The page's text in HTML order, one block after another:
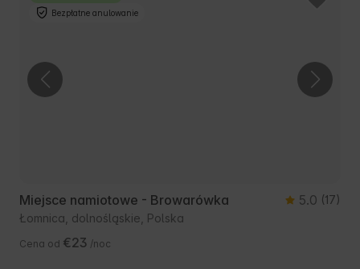
Bezpłatne anulowanie
Miejsce namiotowe - Browarówka 5.0 (17)
Łomnica, dolnośląskie, Polska
Cena od €23 /noc